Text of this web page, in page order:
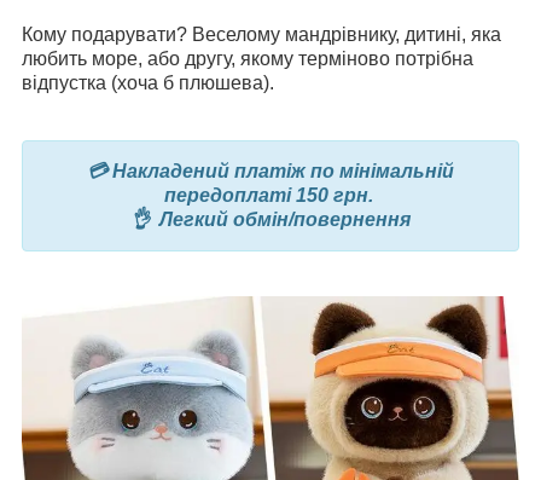
Кому подарувати? Веселому мандрівнику, дитині, яка
любить море, або другу, якому терміново потрібна
відпустка (хоча б плюшева).
💳 Накладений платіж по мінімальній
передоплаті 150 грн.
👌 Легкий обмін/повернення